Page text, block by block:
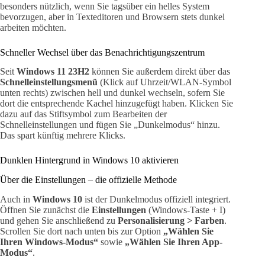
besonders nützlich, wenn Sie tagsüber ein helles System
bevorzugen, aber in Texteditoren und Browsern stets dunkel
arbeiten möchten.
Schneller Wechsel über das Benachrichtigungszentrum
Seit Windows 11 23H2 können Sie außerdem direkt über das
Schnelleinstellungsmenü (Klick auf Uhrzeit/WLAN-Symbol
unten rechts) zwischen hell und dunkel wechseln, sofern Sie
dort die entsprechende Kachel hinzugefügt haben. Klicken Sie
dazu auf das Stiftsymbol zum Bearbeiten der
Schnelleinstellungen und fügen Sie „Dunkelmodus“ hinzu.
Das spart künftig mehrere Klicks.
Dunklen Hintergrund in Windows 10 aktivieren
Über die Einstellungen – die offizielle Methode
Auch in Windows 10 ist der Dunkelmodus offiziell integriert.
Öffnen Sie zunächst die Einstellungen (Windows-Taste + I)
und gehen Sie anschließend zu Personalisierung > Farben.
Scrollen Sie dort nach unten bis zur Option „Wählen Sie
Ihren Windows-Modus“ sowie „Wählen Sie Ihren App-
Modus“.